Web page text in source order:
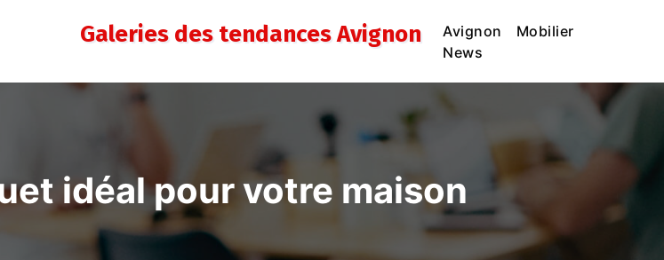
Galeries des tendances Avignon Avignon
Mobilier
News
idéal pour votre maison